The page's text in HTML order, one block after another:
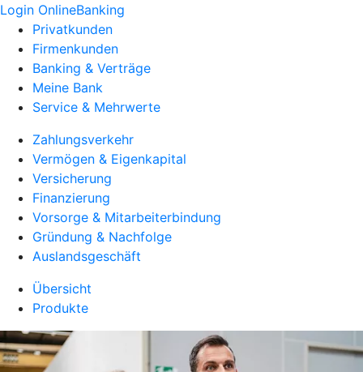
Login OnlineBanking
Privatkunden
Firmenkunden
Banking & Verträge
Meine Bank
Service & Mehrwerte
Zahlungsverkehr
Vermögen & Eigenkapital
Versicherung
Finanzierung
Vorsorge & Mitarbeiterbindung
Gründung & Nachfolge
Auslandsgeschäft
Übersicht
Produkte